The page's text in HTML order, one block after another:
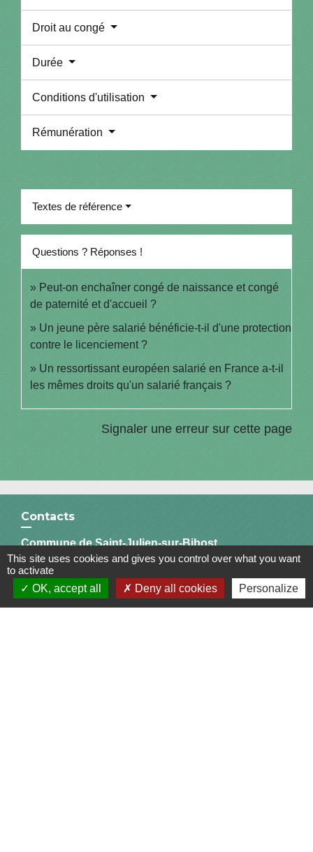
Droit au congé
Durée
Conditions d'utilisation
Rémunération
Textes de référence
Questions ? Réponses !
Peut-on enchaîner congé de naissance et congé
de paternité et d'accueil ?
Un jeune père salarié bénéficie-t-il d'une protection
contre le licenciement ?
Un ressortissant européen salarié en France a-t-il
les mêmes droits qu'un salarié français ?
Signaler une erreur sur cette page
Contacts
Commune de Saint-Julien-sur-Bibost
1, Place de la Mairie
69690 Saint-Julien-sur-Bibost - FRANCE
+33 4 74 70 72 03
This site uses cookies and gives you control over what you want
to activate
OK, accept all
Deny all cookies Personalize